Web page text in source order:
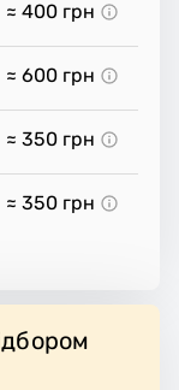
≈ 400 грн
≈ 600 грн
≈ 350 грн
≈ 350 грн